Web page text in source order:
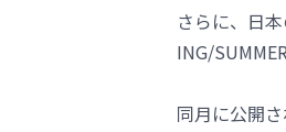
さらに、日
ING/
同月に公開